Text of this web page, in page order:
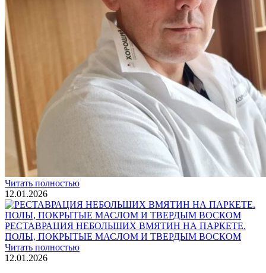
Блог
Интересные статьи о паркете Coswick
ВИДЕО-ИНСТРУКЦИЯ: Реставрация царапин. Полы,
покрытые маслом и твердым воском. Системы для локального
ремонта и восстановления
Читать полностью
02.02.2026
ПОЛЫ, ПОКРЫТЫЕ МАСЛОМ. РЕСТАВРАЦИЯ
НЕБОЛЬШИХ ПОТЕРТОСТЕЙ
Читать полностью
12.01.2026
РЕСТАВРАЦИЯ НЕБОЛЬШИХ ВМЯТИН НА ПАРКЕТЕ.
ПОЛЫ, ПОКРЫТЫЕ МАСЛОМ И ТВЕРДЫМ ВОСКОМ
Читать полностью
12.01.2026